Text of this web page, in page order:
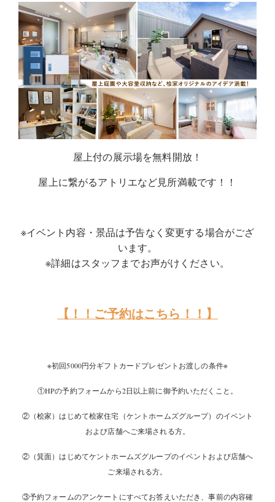
屋上付の展示場を無料開放！
屋上に繋がるアトリエなど見所満載です！！
※イベント内容・景品は予告なく変更する場合がござ
います。
※詳細はスタッフまでお声がけください。
【！！ご予約はこちら！！】
※初回5000円分ギフトカードプレゼントお渡しの条件※
①HPの予約フォームから2日以上前に御予約いただくこと。
②（桧家）はじめて桧家住宅（ケントホームズグループ）のイベント
および店舗へご来場される方。
②（箕面）はじめてケントホームズグループのイベントおよび店舗へ
ご来場される方。
③予約フォームのアンケートにすべてお答えいただき、事前の内容確